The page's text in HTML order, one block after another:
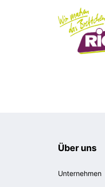
Über uns
Unternehmen